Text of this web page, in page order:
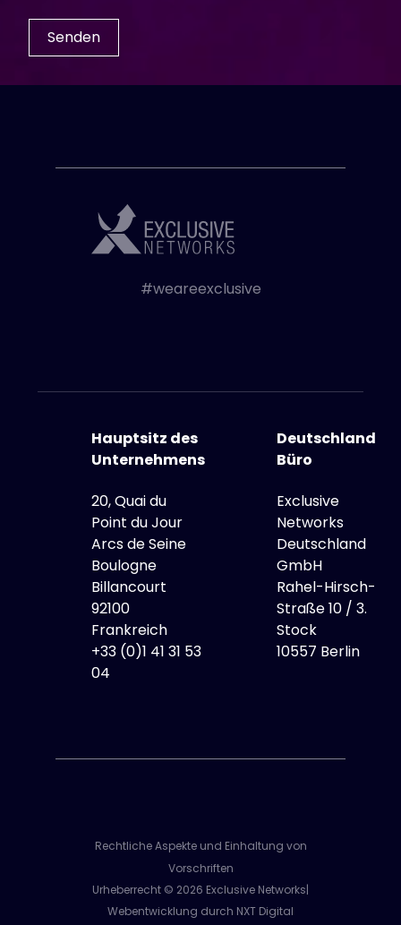
#weareexclusive
Hauptsitz des
Unternehmens
20, Quai du
Point du Jour
Arcs de Seine
Boulogne
Billancourt
92100
Frankreich
+33 (0)1 41 31 53
04
Deutschland
Büro
Exclusive
Networks
Deutschland
GmbH
Rahel-Hirsch-
Straße 10 / 3.
Stock
10557 Berlin
Rechtliche Aspekte und Einhaltung von
Vorschriften
Urheberrecht © 2026 Exclusive Networks|
Webentwicklung durch NXT Digital